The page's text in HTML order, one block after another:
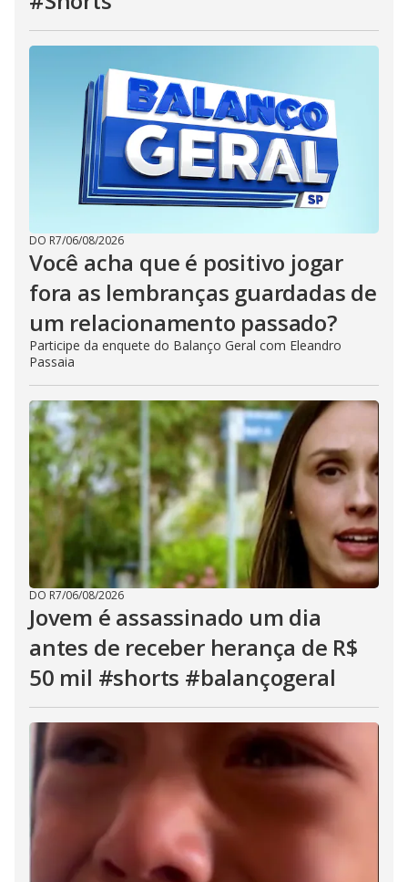
DO R7/06/08/2026
Você acha que é positivo jogar
fora as lembranças guardadas de
um relacionamento passado?
Participe da enquete do Balanço Geral com Eleandro
Passaia
DO R7/06/08/2026
Jovem é assassinado um dia
antes de receber herança de R$
50 mil #shorts #balançogeral